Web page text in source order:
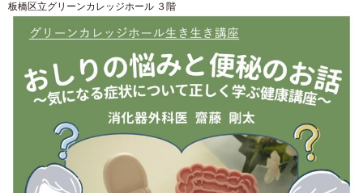
板橋区立グリーンカレッジホール ３階